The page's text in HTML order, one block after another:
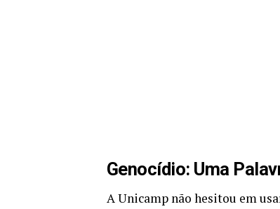
Genocídio: Uma
A Unicamp não hesitou em